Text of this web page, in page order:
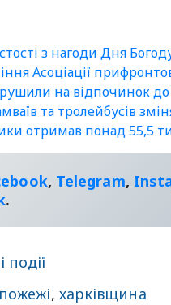
з нагоди Дня
Асоціації
на відпочинок
та тролейбусів
отримав понад 55,5
, Telegram,
.
події
пожежі, харківщина